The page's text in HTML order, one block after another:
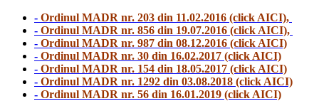
- Ordinul MADR nr. 203 din 11.02.2016 (click AICI),
- Ordinul MADR nr. 856 din 19.07.2016 (click AICI),
- Ordinul MADR nr. 987 din 08.12.2016 (click AICI)
- Ordinul MADR nr. 30 din 16.02.2017 (click AICI)
- Ordinul MADR nr. 154 din 18.05.2017 (click AICI)
- Ordinul MADR nr. 1292 din 03.08.2018 (click AICI)
- Ordinul MADR nr. 56 din 16.01.2019 (click AICI)